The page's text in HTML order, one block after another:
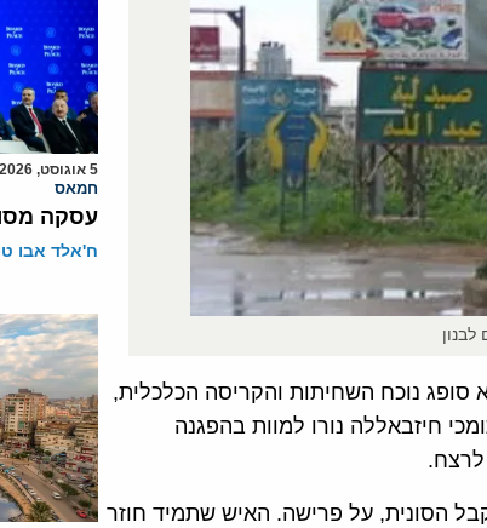
נוכח השחיתות והקריסה הכלכלית,
חיזבאללה נורו למוות בהפגנה
הסונית, על פרישה. האיש שתמיד חוזר
5 אוגוסט, 2026
חמאס
עסקה
ח'אלד אבו